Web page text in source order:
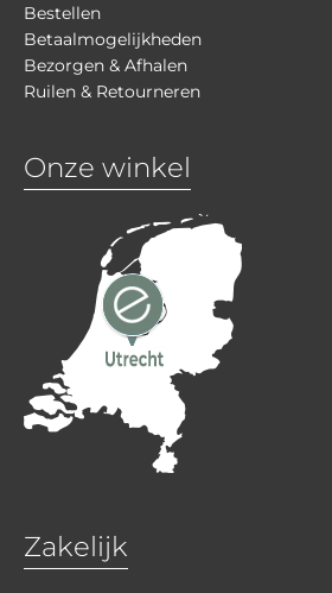
Bestellen
Betaalmogelijkheden
Bezorgen & Afhalen
Ruilen & Retourneren
Onze winkel
Zakelijk